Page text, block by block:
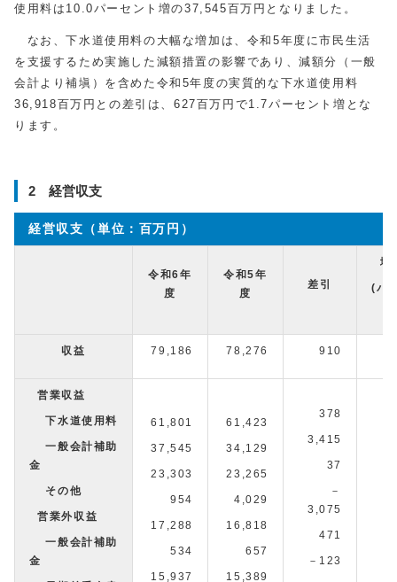
使用料は10.0パーセント増の37,545百万円となりました。
なお、下水道使用料の大幅な増加は、令和5年度に市民生活
を支援するため実施した減額措置の影響であり、減額分（一般
会計より補塡）を含めた令和5年度の実質的な下水道使用料
36,918百万円との差引は、627百万円で1.7パーセント増とな
ります。
2 経営収支
経営収支（単位：百万円）
令和6年
度
令和5年
度
差引
増
(パ
収益 79,186 78,276 910
営業収益
下水道使用料
一般会計補助
金
その他
営業外収益
一般会計補助
金
61,801
37,545
23,303
954
17,288
534
15,937
61,423
34,129
23,265
4,029
16,818
657
15,389
378
3,415
37
－
3,075
471
－123